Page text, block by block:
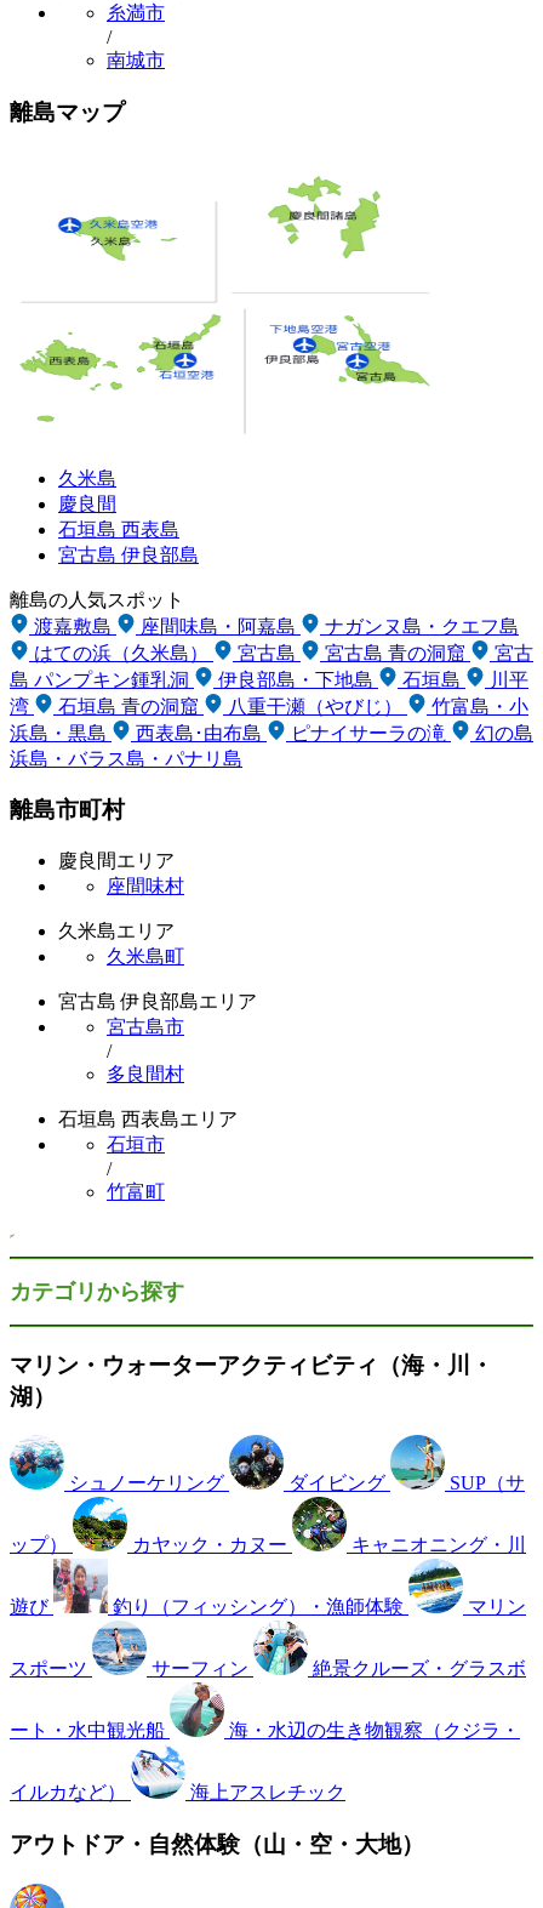
糸満市
/
南城市
離島マップ
久米島
慶良間
石垣島 西表島
宮古島 伊良部島
離島の人気スポット
渡嘉敷島
座間味島・阿嘉島
ナガンヌ島・クエフ島
はての浜（久米島）
宮古島 宮古島 青の洞窟
宮古
島 パンプキン鍾乳洞
伊良部島・下地島 石垣島
川平
湾
石垣島 青の洞窟 八重干瀬（やびじ）
竹富島・小
浜島・黒島
西表島･由布島 ピナイサーラの滝
幻の島
浜島・バラス島・パナリ島
離島市町村
慶良間エリア
座間味村
久米島エリア
久米島町
宮古島 伊良部島エリア
宮古島市
/
多良間村
石垣島 西表島エリア
石垣市
/
竹富町
カテゴリから探す
マリン・ウォーターアクティビティ（海・川・
湖）
シュノーケリング ダイビング SUP（サ
ップ） カヤック・カヌー キャニオニング・川
遊び 釣り（フィッシング）・漁師体験 マリン
スポーツ サーフィン 絶景クルーズ・グラスボ
ート・水中観光船 海・水辺の生き物観察（クジラ・
イルカなど） 海上アスレチック
アウトドア・自然体験（山・空・大地）